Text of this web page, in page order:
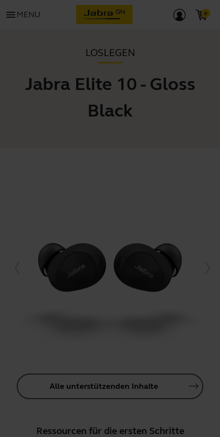
menu MENU
LOSLEGEN
Jabra Elite 10 - Gloss
Black
Alle unterstützenden Inhalte
Ressourcen für die ersten Schritte